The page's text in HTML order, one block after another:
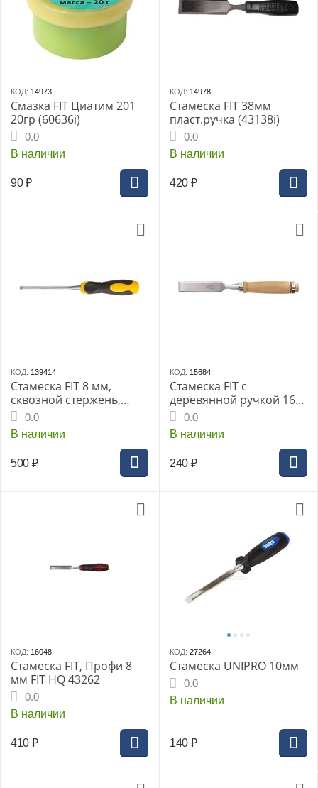
КОД: 14973
Смазка FIT Циатим 201
20гр (60636i)
0.0
В наличии
90 ₽
КОД: 14978
Стамеска FIT 38мм
пласт.ручка (43138i)
0.0
В наличии
420 ₽
КОД: 139414
Стамеска FIT 8 мм,
сквозной стержень,
двухцветная черно-
желтая прорезиненная
ручка, Профи (43172i)
0.0
В наличии
500 ₽
КОД: 15684
Стамеска FIT с
деревянной ручкой 16
мм0.0
В наличии
240 ₽
КОД: 16048
Стамеска FIT, Профи 8
мм FIT HQ 43262
0.0
В наличии
410 ₽
КОД: 27264
Стамеска UNIPRO 10мм
0.0
В наличии
140 ₽